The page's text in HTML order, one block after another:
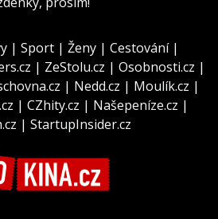
| Sport | Ženy | Cestování|
| ZeStolu.cz | Osobnosti.cz |
| Nedd.cz | Moulík.cz |
| CZhity.cz | Našepeníze.cz |
| StartupInsider.cz